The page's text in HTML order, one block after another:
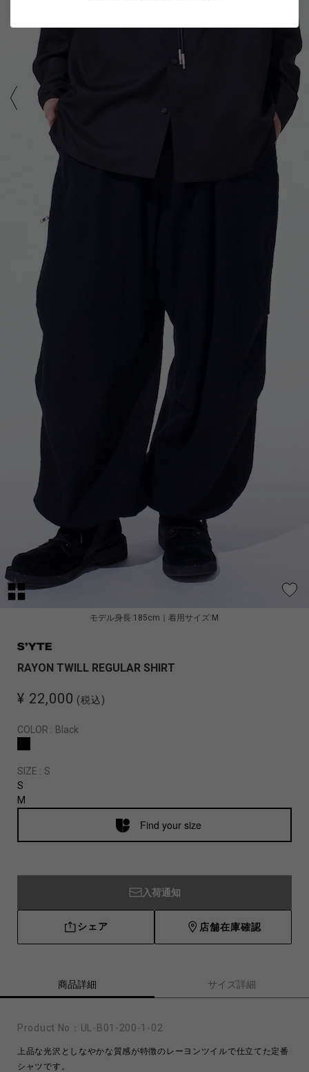
モデル身長:185cm｜着用サイズ:M
RAYON TWILL REGULAR SHIRT
¥ 22,000 (税込)
COLOR : Black
SIZE : S
S
M
Find your size
入荷通知
シェア 店舗在庫確認
商品詳細 サイズ詳細
Product No： UL-B01-200-1-02
上品な光沢としなやかな質感が特徴のレーヨンツイルで仕立てた定番
シャツです。